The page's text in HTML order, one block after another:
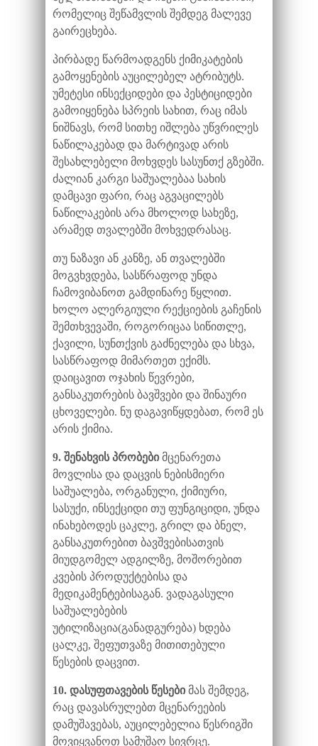
რომელიც შეწამვლის შემდეგ მალევე
გაირეცხება.
პირბადე წარმოადგენს ქიმიკატების
გამოყენების აუცილებელ ატრიბუტს.
უმეტესი ინსექციდები და პესტიციდები
გამოიყენება სპრეის სახით, რაც იმას
ნიშნავს, რომ სითხე იშლება უწვრილეს
ნაწილაკებად და მარტივად არის
შესახლებელი მოხვდეს სასუნთქ გზებში.
ძალიან კარგი საშუალებაა სახის
დამცავი ფარი, რაც აგვაცილებს
ნაწილაკების არა მხოლოდ სახეზე,
არამედ თვალებში მოხვედრასაც.
თუ ნაზავი ან კანზე, ან თვალებში
მოგვხვდება, სასწრაფოდ უნდა
ჩამოვიბანოთ გამდინარე წყლით.
ხოლო ალერგიული რექციების გაჩენის
შემთხვევაში, როგორიცაა სიწითლე,
ქავილი, სუნთქვის გაძნელება და სხვა,
სასწრაფოდ მიმართეთ ექიმს.
დაიცავით ოჯახის წევრები,
განსაკუთრების ბავშვები და შინაური
ცხოველები. ნუ დაგავიწყდებათ, რომ ეს
არის ქიმია.
9. შენახვის პრობები მცენარეთა
მოვლისა და დაცვის ნებისმიერი
საშუალება, ორგანული, ქიმიური,
სასუქი, ინსექციდი თუ ფუნგიციდი, უნდა
ინახებოდეს ცაკლე, გრილ და ბნელ,
განსაკუთრებით ბავშვებისათვის
მიუდგომელ ადგილზე, მოშორებით
კვების პროდუქტებისა და
მედიკამენტებისაგან. ვადაგასული
საშუალებების
უტილიზაცია(განადგურება) ხდება
ცალკე, შეფუთვაზე მითითებული
წესების დაცვით.
10. დასუფთავების წესები მას შემდეგ,
რაც დავასრულებთ მცენარეების
დამუშავებას, აუცილებელია წესრიგში
მოვიყვანოთ სამუშაო სივრცე.